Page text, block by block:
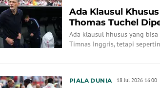
Ada Klausul
Thomas Tuchel
Inggris, Mengapa
Ada klausul hhusus yang
Timnas Inggris, tetapi
PIALA DUNIA 18 Jul 2026 16:00